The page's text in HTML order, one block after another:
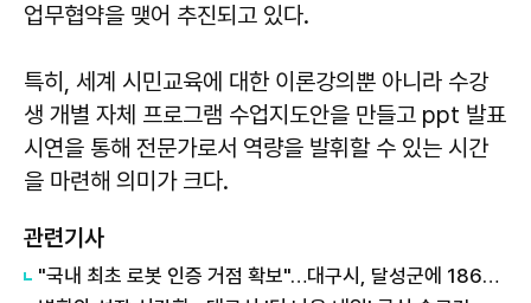
업무협약을 맺어 추진되고 있다.
특히, 세계 시민교육에 대한 이론강의뿐 아니라 수강
생 개별 자체 프로그램 수업지도안을 만들고 ppt 발표
시연을 통해 전문가로서 역량을 발휘할 수 있는 시간
을 마련해 의미가 크다.
관련기사
"국내 최초 로봇 인증 거점 확보"…대구시, 달성군에 186억 투입해 휴머노이드 센터 구축